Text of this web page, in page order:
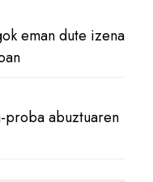
eman dute izena
proba abuztuaren